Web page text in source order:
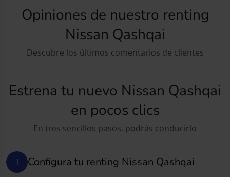
Opiniones de nuestro renting
Nissan Qashqai
Descubre los últimos comentarios de clientes
Estrena tu nuevo Nissan Qashqai
en pocos clics
En tres sencillos pasos, podrás conducirlo
1 Configura tu renting Nissan Qashqai